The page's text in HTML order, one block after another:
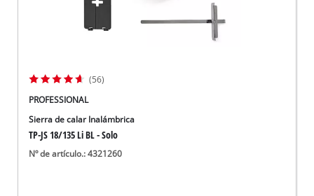
(56)
PROFESSIONAL
Sierra de calar Inalámbrica
TP-JS 18/135 Li BL - Solo
Nº de artículo.: 4321260